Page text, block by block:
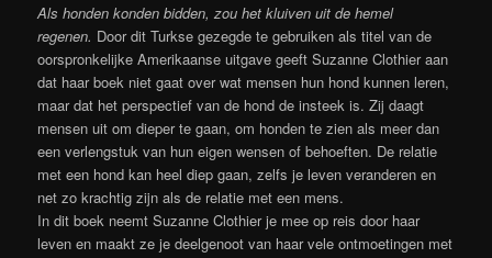
Als honden konden bidden, zou het kluiven uit de hemel
regenen. Door dit Turkse gezegde te gebruiken als titel van de
oorspronkelijke Amerikaanse uitgave geeft Suzanne Clothier aan
dat haar boek niet gaat over wat mensen hun hond kunnen leren,
maar dat het perspectief van de hond de insteek is. Zij daagt
mensen uit om dieper te gaan, om honden te zien als meer dan
een verlengstuk van hun eigen wensen of behoeften. De relatie
met een hond kan heel diep gaan, zelfs je leven veranderen en
net zo krachtig zijn als de relatie met een mens.
In dit boek neemt Suzanne Clothier je mee op reis door haar
leven en maakt ze je deelgenoot van haar vele ontmoetingen met